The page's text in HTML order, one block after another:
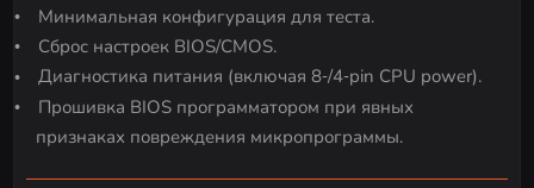
Минимальная конфигурация для теста.
Сброс настроек BIOS/CMOS.
Диагностика питания (включая 8‑/4‑pin CPU power).
Прошивка BIOS программатором при явных
признаках повреждения микропрограммы.